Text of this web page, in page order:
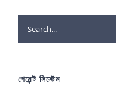
Search
for:
পেমেন্ট সিস্টেম